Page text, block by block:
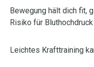
Bewegung hält dich fit,
Risiko für
Leichtes Krafttraining